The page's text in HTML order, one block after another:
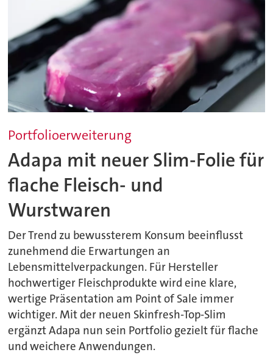
Portfolioerweiterung
Adapa mit neuer Slim-Folie für
flache Fleisch- und
Wurstwaren
Der Trend zu bewussterem Konsum beeinflusst
zunehmend die Erwartungen an
Lebensmittelverpackungen. Für Hersteller
hochwertiger Fleischprodukte wird eine klare,
wertige Präsentation am Point of Sale immer
wichtiger. Mit der neuen Skinfresh-Top-Slim
ergänzt Adapa nun sein Portfolio gezielt für flache
und weichere Anwendungen.